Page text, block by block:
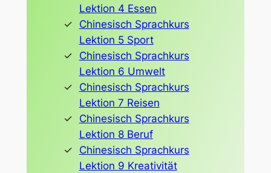
Lektion 4 Essen
Chinesisch Sprachkurs
Lektion 5 Sport
Chinesisch Sprachkurs
Lektion 6 Umwelt
Chinesisch Sprachkurs
Lektion 7 Reisen
Chinesisch Sprachkurs
Lektion 8 Beruf
Chinesisch Sprachkurs
Lektion 9 Kreativität